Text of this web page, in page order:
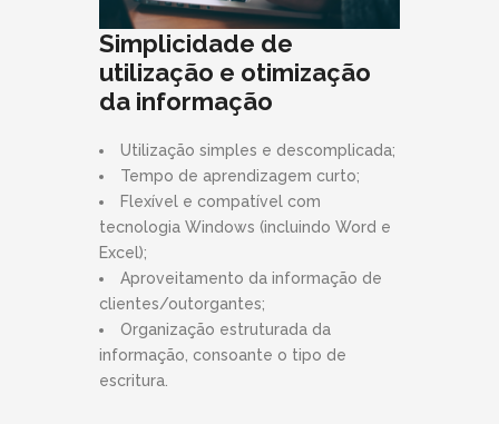
Simplicidade de
utilização e otimização
da informação
Utilização simples e descomplicada;
Tempo de aprendizagem curto;
Flexível e compatível com
tecnologia Windows (incluindo Word e
Excel);
Aproveitamento da informação de
clientes/outorgantes;
Organização estruturada da
informação, consoante o tipo de
escritura.